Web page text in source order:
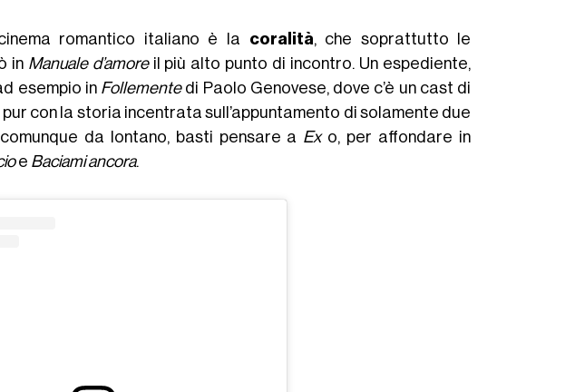
romantico italiano è la coralità, che soprattutto le
in Manuale d’amoreil più alto punto di incontro. Un espediente,
esempio in Follementedi Paolo Genovese, dove c’è un cast di
con la storia incentrata sull’appuntamento di solamente due
da lontano, basti pensare a Exo, per affondare in
e Baciami ancora.